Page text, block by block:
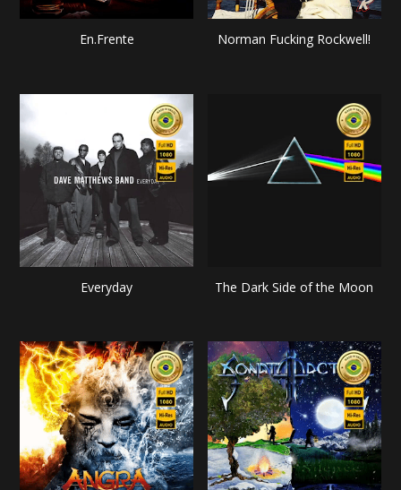
En.Frente Norman Fucking Rockwell!
Everyday The Dark Side of the Moon